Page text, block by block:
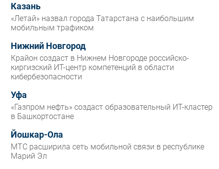
Казань
«Летай» назвал города Татарстана с наибольшим
мобильным трафиком
Нижний Новгород
Крайон создаст в Нижнем Новгороде российско-
киргизский ИТ-центр компетенций в области
кибербезопасности
Уфа
«Газпром нефть» создаст образовательный ИТ-кластер
в Башкортостане
Йошкар-Ола
МТС расширила сеть мобильной связи в республике
Марий Эл